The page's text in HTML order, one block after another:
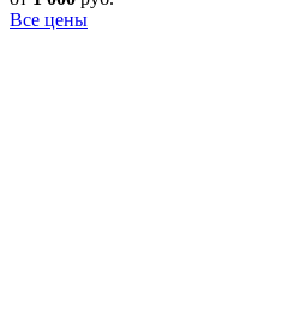
Все цены